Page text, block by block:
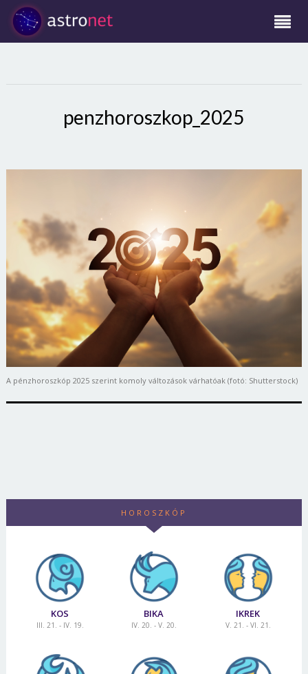
penzhoroszkop_2025
A pénzhoroszkóp 2025 szerint komoly változások várhatóak (fotó: Shutterstock)
HOROSZKÓP
KOS
III. 21. - IV. 19.
BIKA
IV. 20. - V. 20.
IKREK
V. 21. - VI. 21.